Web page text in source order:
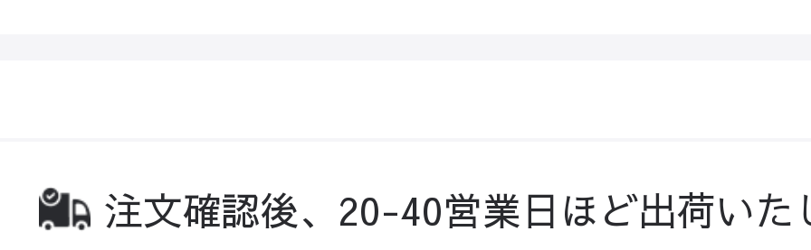
注文確認後、20-40営業日ほど出荷いた